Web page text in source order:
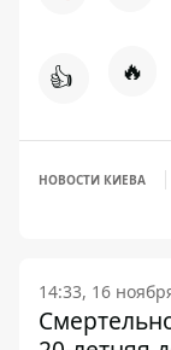
👍 🔥
НОВОСТИ КИЕВА
14:33, 16